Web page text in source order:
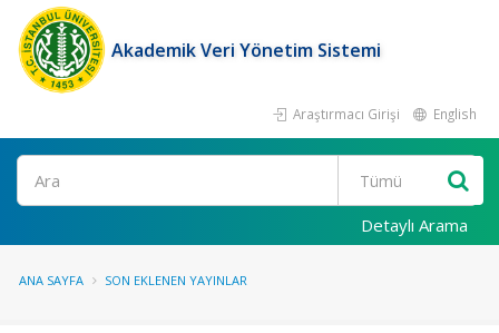
Akademik Veri Yönetim Sistemi
Araştırmacı Girişi English
Ara
Detaylı Arama
ANA SAYFA SON EKLENEN YAYINLAR